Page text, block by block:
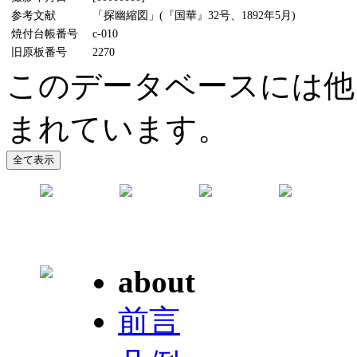
参考文献
「探幽縮図」(『国華』32号、1892年5月)
焼付台帳番号
c-010
旧原板番号
2270
このデータベースには
まれています。
about
前言